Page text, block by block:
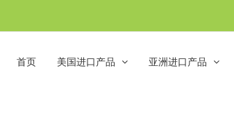
首页 美国进口产品 亚洲进口产品